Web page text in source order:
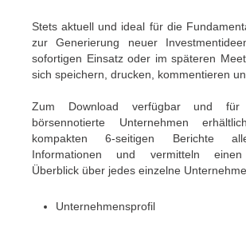
Stets aktuell und ideal für die
zur Generierung neuer
sofortigen Einsatz oder im späteren
sich speichern, drucken, kommentieren
Zum Download verfügbar und
börsennotierte Unternehmen
kompakten 6-seitigen Berichte
Informationen und vermitteln einen
Überblick über jedes einzelne
Unternehmensprofil